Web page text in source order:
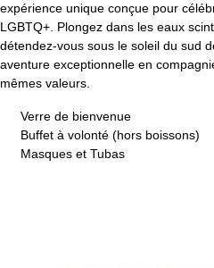
expérience unique conçue pour
LGBTQ+. Plongez dans les eaux
détendez-vous sous le soleil du sud
aventure exceptionnelle en
mêmes valeurs.
Verre de bienvenue
Buffet à volonté (hors boissons)
Masques et Tubas